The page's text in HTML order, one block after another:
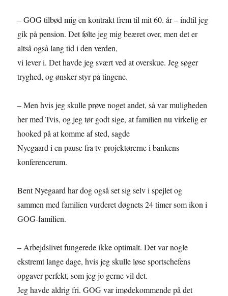
– GOG tilbød mig en kontrakt frem til mit 60. år – indtil jeg
gik på pension. Det følte jeg mig beæret over, men det er
altså også lang tid i den verden,
vi lever i. Det havde jeg svært ved at overskue. Jeg søger
tryghed, og ønsker styr på tingene.
– Men hvis jeg skulle prøve noget andet, så var muligheden
her med Tvis, og jeg tør godt sige, at familien nu virkelig er
hooked på at komme af sted, sagde
Nyegaard i en pause fra tv-projektørerne i bankens
konferencerum.
Bent Nyegaard har dog også set sig selv i spejlet og
sammen med familien vurderet døgnets 24 timer som ikon i
GOG-familien.
– Arbejdslivet fungerede ikke optimalt. Det var nogle
ekstremt lange dage, hvis jeg skulle løse sportschefens
opgaver perfekt, som jeg jo gerne vil det.
Jeg havde aldrig fri. GOG var imødekommende på det